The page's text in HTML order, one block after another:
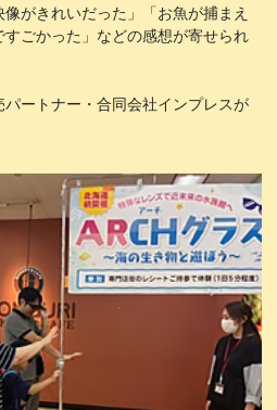
がきれいだった」「お魚が捕まえ
ごかった」などの感想が寄せられ
パートナー・合同会社インプレスが